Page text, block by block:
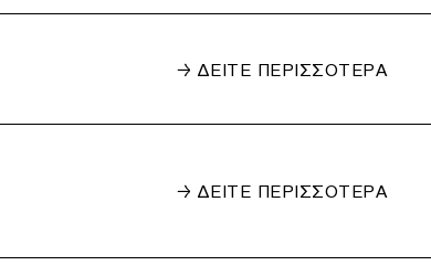
→ ΔΕΙΤΕ ΠΕΡΙΣΣΟΤΕΡΑ
→ ΔΕΙΤΕ ΠΕΡΙΣΣΟΤΕΡΑ